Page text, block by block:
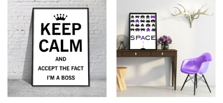
ma
wiele
wariantów.
Opcje
można
wybrać
na
stronie
produktu
wiele
wariantów.
Opcje
można
wybrać
na
stronie
produktu